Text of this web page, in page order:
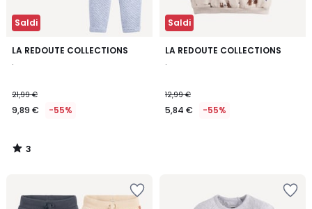
Saldi
LA REDOUTE COLLECTIONS
.
21,99 €
9,89 € -55%
3
3
/
Saldi
LA REDOUTE COLLECTIONS
.
12,99 €
5,84 € -55%